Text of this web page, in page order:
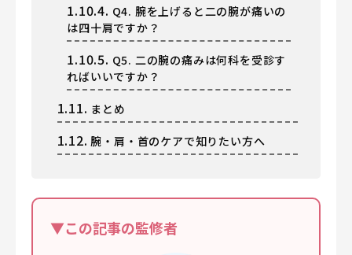
1.10.4. Q4. 腕を上げると二の腕が痛いの
は四十肩ですか？
1.10.5. Q5. 二の腕の痛みは何科を受診す
ればいいですか？
1.11. まとめ
1.12. 腕・肩・首のケアで知りたい方へ
▼この記事の監修者